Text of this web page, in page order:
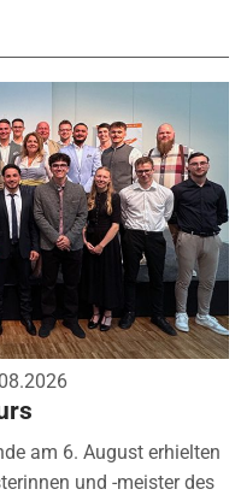
am 6. August erhielten
und -meister des